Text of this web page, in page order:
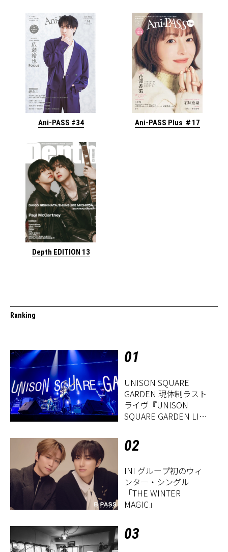
Ani-PASS #34 Ani-PASS Plus ＃17
Depth EDITION 13
Ranking
01
UNISON SQUARE
GARDEN 現体制ラスト
ライヴ『UNISON
SQUARE GARDEN LIVE
Period」』レポート
02
INI グループ初のウィ
ンター・シングル
「THE WINTER
MAGIC」
03